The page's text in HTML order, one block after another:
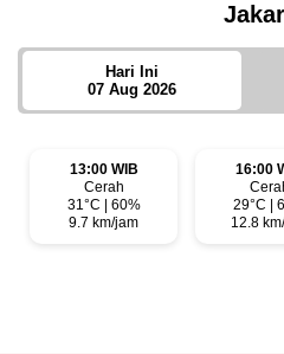
Hari Ini
07 Aug 2026
13:00 WIB
Cerah
31°C | 60%
9.7 km/jam
16:00
29°C |
12.8